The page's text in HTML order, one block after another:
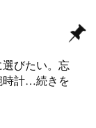
びたい。忘
時計…続きを